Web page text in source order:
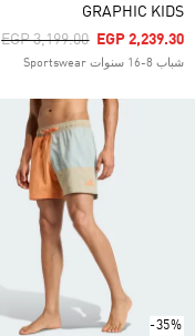
GRAPHIC KIDS
Price Reduced From
EGP 3,199.00ToEGP 2,239.30
شباب 8-16 سنوات Sportswear
-35%